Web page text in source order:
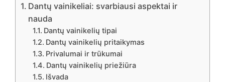
Dantų vainikeliai: svarbiausi aspektai ir
nauda
Dantų vainikelių tipai
Dantų vainikelių pritaikymas
Privalumai ir trūkumai
Dantų vainikelių priežiūra
Išvada